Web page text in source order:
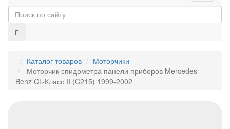
Каталог товаров
Моторчики
Моторчик спидометра панели приборов Mercedes-
Benz CL-Класс II (C215) 1999-2002